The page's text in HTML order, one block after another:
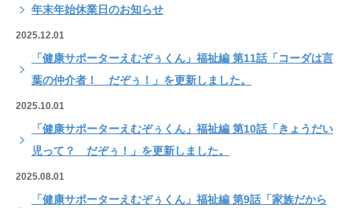
年末年始休業日のお知らせ
2025.12.01
「健康サポーターえむぞぅくん」福祉編 第11話「コーダは言
葉の仲介者！ だぞぅ！」を更新しました。
2025.10.01
「健康サポーターえむぞぅくん」福祉編 第10話「きょうだい
児って？ だぞぅ！」を更新しました。
2025.08.01
「健康サポーターえむぞぅくん」福祉編 第9話「家族だから